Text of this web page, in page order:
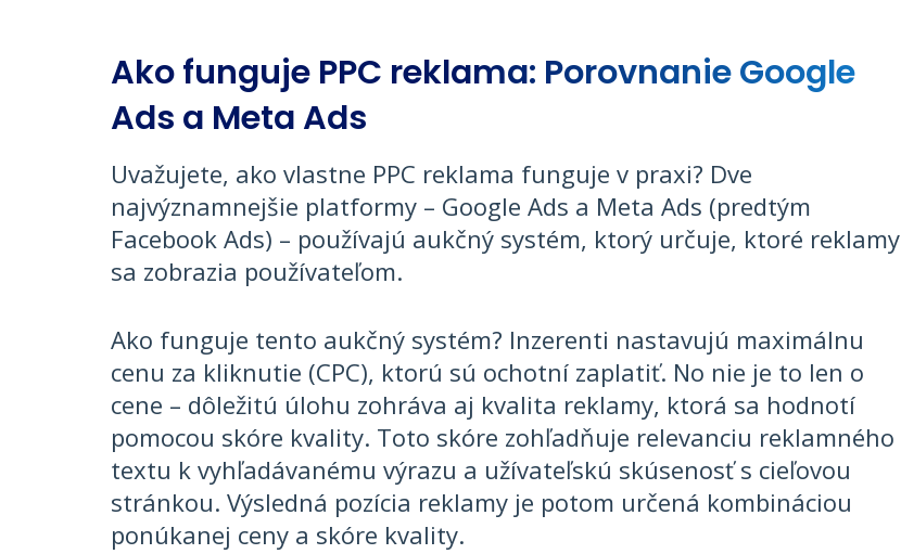
Ako funguje PPC reklama: Porovnanie Google
Ads a Meta Ads
Uvažujete, ako vlastne PPC reklama funguje v praxi? Dve
najvýznamnejšie platformy – Google Ads a Meta Ads (predtým
Facebook Ads) – používajú aukčný systém, ktorý určuje, ktoré reklamy
sa zobrazia používateľom.
Ako funguje tento aukčný systém? Inzerenti nastavujú maximálnu
cenu za kliknutie (CPC), ktorú sú ochotní zaplatiť. No nie je to len o
cene – dôležitú úlohu zohráva aj kvalita reklamy, ktorá sa hodnotí
pomocou skóre kvality. Toto skóre zohľadňuje relevanciu reklamného
textu k vyhľadávanému výrazu a užívateľskú skúsenosť s cieľovou
stránkou. Výsledná pozícia reklamy je potom určená kombináciou
ponúkanej ceny a skóre kvality.